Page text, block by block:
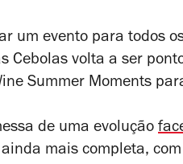
um evento para todos
Cebolas volta a ser
Summer Moments
de uma evolução
mais completa,